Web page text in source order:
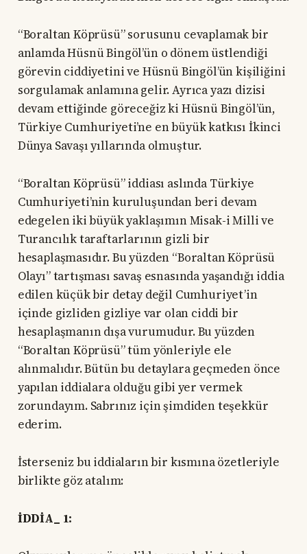
“Boraltan Köprüsü” sorusunu cevaplamak bir
anlamda Hüsnü Bingöl’ün o dönem üstlendiği
görevin ciddiyetini ve Hüsnü Bingöl’ün kişiliğini
sorgulamak anlamına gelir. Ayrıca yazı dizisi
devam ettiğinde göreceğiz ki Hüsnü Bingöl’ün,
Türkiye Cumhuriyeti’ne en büyük katkısı İkinci
Dünya Savaşı yıllarında olmuştur.
“Boraltan Köprüsü” iddiası aslında Türkiye
Cumhuriyeti’nin kuruluşundan beri devam
edegelen iki büyük yaklaşımın Misak-i Milli ve
Turancılık taraftarlarının gizli bir
hesaplaşmasıdır. Bu yüzden “Boraltan Köprüsü
Olayı” tartışması savaş esnasında yaşandığı iddia
edilen küçük bir detay değil Cumhuriyet’in
içinde gizliden gizliye var olan ciddi bir
hesaplaşmanın dışa vurumudur. Bu yüzden
“Boraltan Köprüsü” tüm yönleriyle ele
alınmalıdır. Bütün bu detaylara geçmeden önce
yapılan iddialara olduğu gibi yer vermek
zorundayım. Sabrınız için şimdiden teşekkür
ederim.
İsterseniz bu iddiaların bir kısmına özetleriyle
birlikte göz atalım:
İDDİA_ 1: